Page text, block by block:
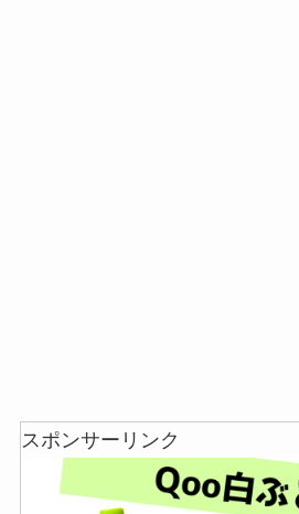
スーツケースカバーはどこに
イソー）やドンキで買える！
LANケーブルはどこで買える
ってる！
スポンサーリンク